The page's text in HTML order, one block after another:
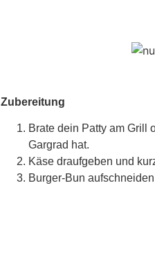
Zubereitung
Brate dein Patty am Grill
Gargrad hat.
Käse draufgeben und
Burger-Bun